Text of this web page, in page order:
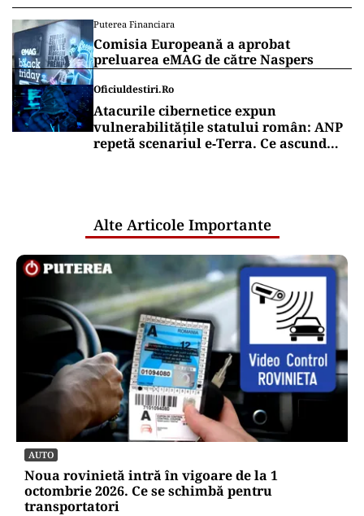
Puterea Financiara
Comisia Europeană a aprobat
preluarea eMAG de către Naspers
Oficiuldestiri.ro
Atacurile cibernetice expun
vulnerabilitățile statului român: ANP
repetă scenariul e‑Terra. Ce ascund
Alte Articole Importante
AUTO
Noua rovinietă intră în vigoare de la 1
octombrie 2026. Ce se schimbă pentru
transportatori